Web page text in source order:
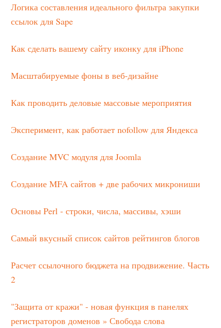
Логика составления идеального фильтра закупки
ссылок для Sape
Как сделать вашему сайту иконку для iPhone
Масштабируемые фоны в веб-дизайне
Как проводить деловые массовые мероприятия
Эксперимент, как работает nofollow для Яндекса
Создание MVC модуля для Joomla
Создание MFA сайтов + две рабочих микрониши
Основы Perl - строки, числа, массивы, хэши
Самый вкусный список сайтов рейтингов блогов
Расчет ссылочного бюджета на продвижение. Часть
2
"Защита от кражи" - новая функция в панелях
регистраторов доменов » Свобода слова